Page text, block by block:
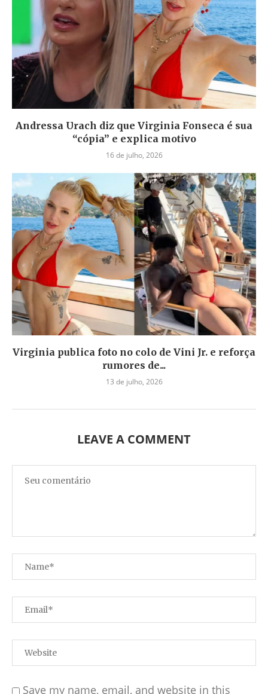
Andressa Urach diz que Virginia Fonseca é sua
“cópia” e explica motivo
16 de julho, 2026
Virginia publica foto no colo de Vini Jr. e reforça
rumores de...
13 de julho, 2026
LEAVE A COMMENT
Save my name, email, and website in this